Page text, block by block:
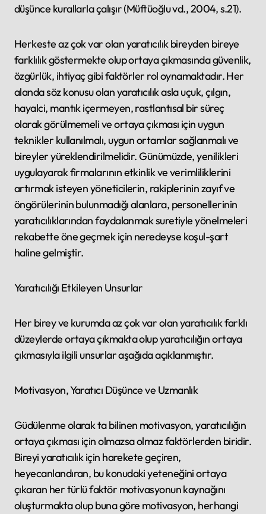
düşünce kurallarla çalışır (Müftüoğlu vd., 2004, s.21).
Herkeste az çok var olan yaratıcılık bireyden bireye
farklılık göstermekte olup ortaya çıkmasında güvenlik,
özgürlük, ihtiyaç gibi faktörler rol oynamaktadır. Her
alanda söz konusu olan yaratıcılık asla uçuk, çılgın,
hayalci, mantık içermeyen, rastlantısal bir süreç
olarak görülmemeli ve ortaya çıkması için uygun
teknikler kullanılmalı, uygun ortamlar sağlanmalı ve
bireyler yüreklendirilmelidir. Günümüzde, yenilikleri
uygulayarak firmalarının etkinlik ve verimliliklerini
artırmak isteyen yöneticilerin, rakiplerinin zayıf ve
öngörülerinin bulunmadığı alanlara, personellerinin
yaratıcılıklarından faydalanmak suretiyle yönelmeleri
rekabette öne geçmek için neredeyse koşul-şart
haline gelmiştir.
Yaratıcılığı Etkileyen Unsurlar
Her birey ve kurumda az çok var olan yaratıcılık farklı
düzeylerde ortaya çıkmakta olup yaratıcılığın ortaya
çıkmasıyla ilgili unsurlar aşağıda açıklanmıştır.
Motivasyon, Yaratıcı Düşünce ve Uzmanlık
Güdülenme olarak ta bilinen motivasyon, yaratıcılığın
ortaya çıkması için olmazsa olmaz faktörlerden biridir.
Bireyi yaratıcılık için harekete geçiren,
heyecanlandıran, bu konudaki yeteneğini ortaya
çıkaran her türlü faktör motivasyonun kaynağını
oluşturmakta olup buna göre motivasyon, herhangi